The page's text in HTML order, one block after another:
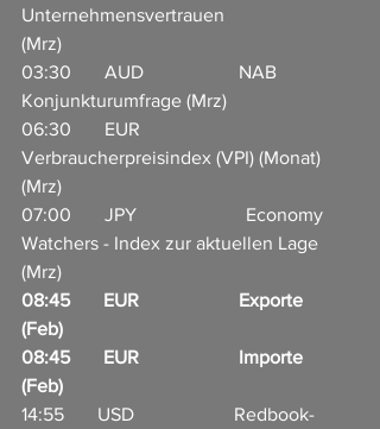
Unternehmensvertrauen
(Mrz)
03:30       AUD                    NAB
Konjunkturumfrage (Mrz)
06:30       EUR
Verbraucherpreisindex (VPI) (Monat)
(Mrz)
07:00       JPY                       Economy
Watchers - Index zur aktuellen Lage
(Mrz)
08:45       EUR                     Exporte
(Feb)
08:45       EUR                     Importe
(Feb)
14:55       USD                     Redbook-